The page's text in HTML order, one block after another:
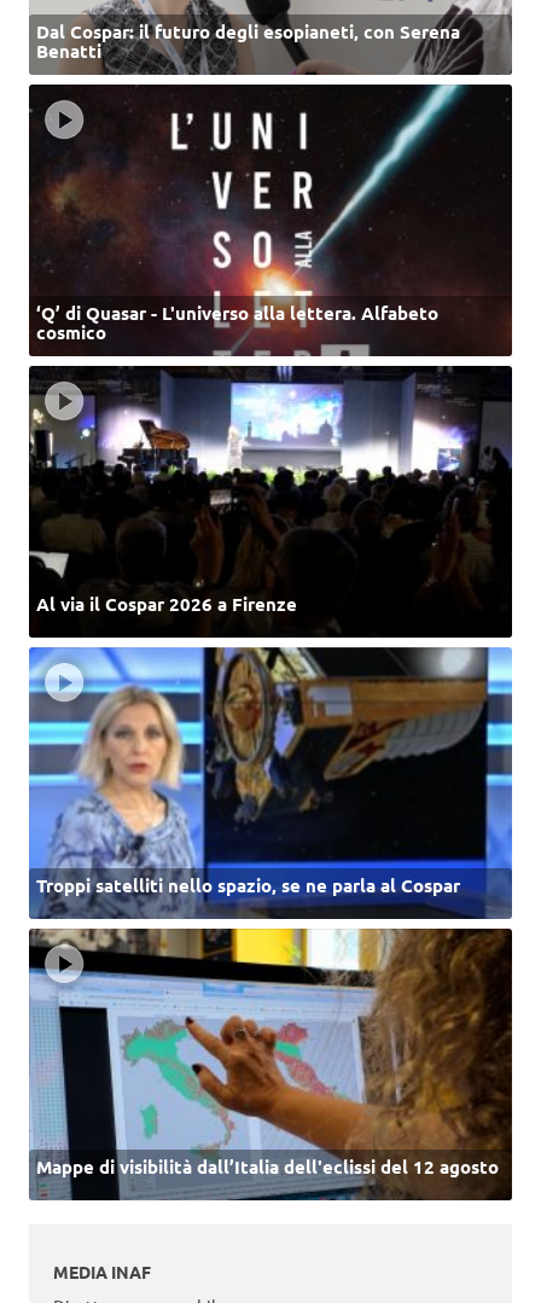
Dal Cospar: il futuro degli esopianeti, con Serena
Benatti
‘Q’ di Quasar - L'universo alla lettera. Alfabeto
cosmico
Al via il Cospar 2026 a Firenze
Troppi satelliti nello spazio, se ne parla al Cospar
Mappe di visibilità dall’Italia dell'eclissi del 12 agosto
MEDIA INAF